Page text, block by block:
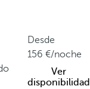
Desde
156
/noche
Ver
disponibilidad